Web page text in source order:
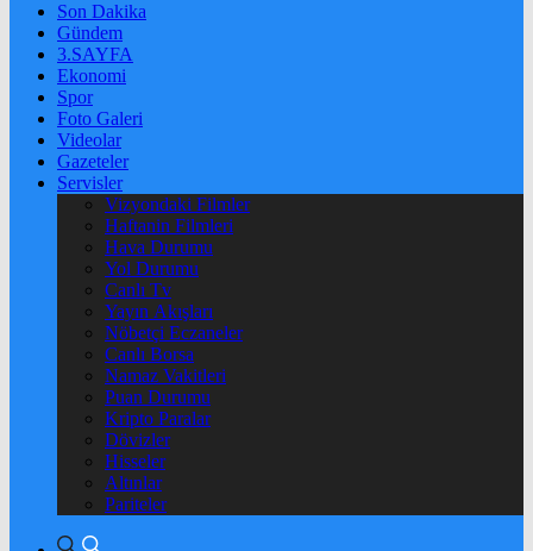
Son Dakika
Gündem
3.SAYFA
Ekonomi
Spor
Foto Galeri
Videolar
Gazeteler
Servisler
Vizyondaki Filmler
Haftanin Filmleri
Hava Durumu
Yol Durumu
Canlı Tv
Yayın Akışları
Nöbetçi Eczaneler
Canlı Borsa
Namaz Vakitleri
Puan Durumu
Kripto Paralar
Dövizler
Hisseler
Altınlar
Pariteler